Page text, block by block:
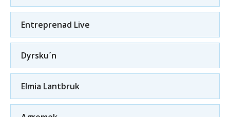
Entreprenad Live
Dyrsku´n
Elmia Lantbruk